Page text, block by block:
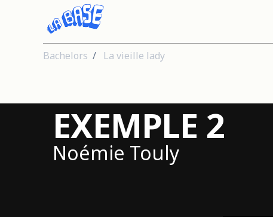
Bachelors La vieille lady
EXEMPLE 2
Noémie Touly